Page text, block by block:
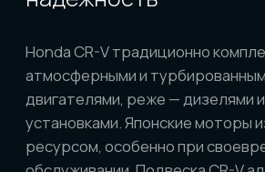
вторичном рынке
На азиатских аукционах стоимость Honda CR-V,
как правило, выше, чем у Kia Sportage
аналогичного года. Это связано с устойчивой
репутацией и высоким спросом. Даже
подержанный CR-V хорошо сохраняет цену на
вторичке в России, благодаря чему его покупка